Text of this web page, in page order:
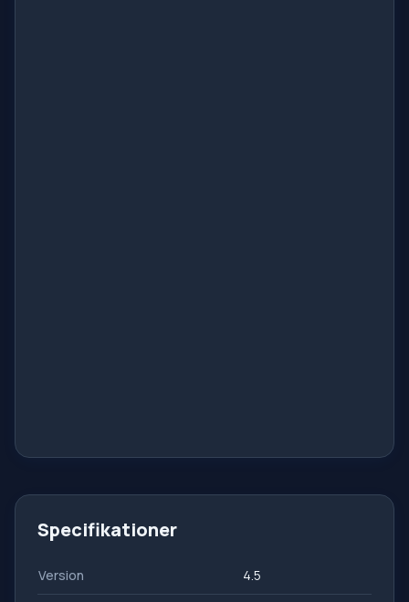
Specifikationer
Version 4.5